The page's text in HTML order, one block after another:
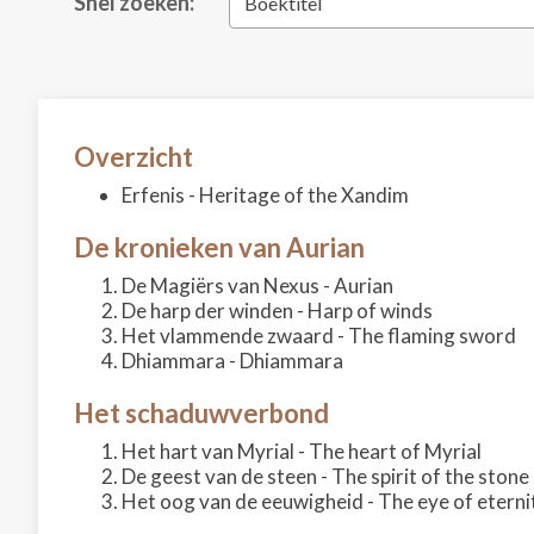
Overzicht
Erfenis - Heritage of the Xandim
De kronieken van Aurian
De Magiërs van Nexus - Aurian
De harp der winden - Harp of winds
Het vlammende zwaard - The flaming sword
Dhiammara - Dhiammara
Het schaduwverbond
Het hart van Myrial - The heart of Myrial
De geest van de steen - The spirit of the stone
Het oog van de eeuwigheid - The eye of